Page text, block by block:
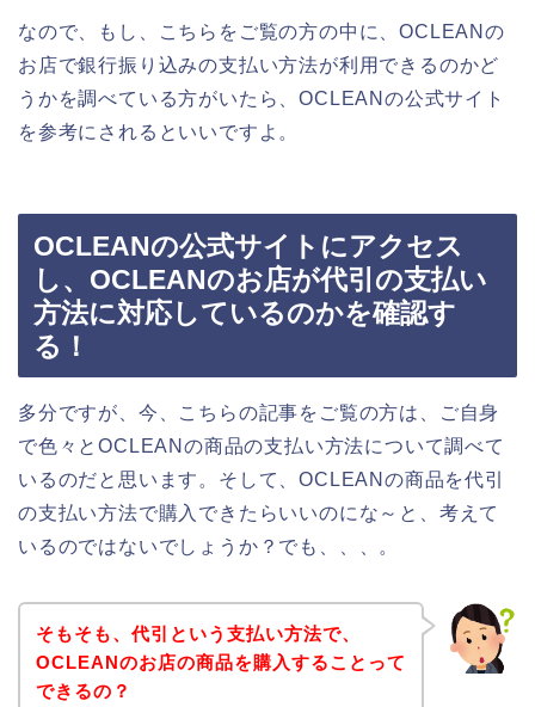
なので、もし、こちらをご覧の方の中に、OCLEANの
お店で銀行振り込みの支払い方法が利用できるのかど
うかを調べている方がいたら、OCLEANの公式サイト
を参考にされるといいですよ。
OCLEANの公式サイトにアクセス
し、OCLEANのお店が代引の支払い
方法に対応しているのかを確認す
る！
多分ですが、今、こちらの記事をご覧の方は、ご自身
で色々とOCLEANの商品の支払い方法について調べて
いるのだと思います。そして、OCLEANの商品を代引
の支払い方法で購入できたらいいのにな～と、考えて
いるのではないでしょうか？でも、、、。
そもそも、代引という支払い方法で、
OCLEANのお店の商品を購入することって
できるの？